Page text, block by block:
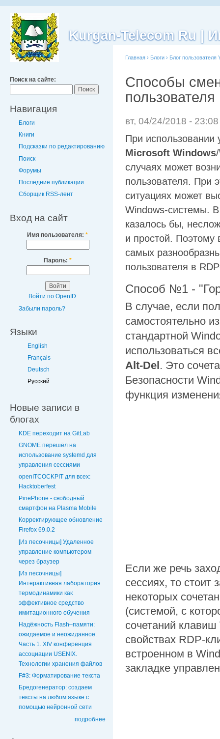
Kurgan-Telecom Ru |
Поиск на сайте:
Навигация
Блоги
Книги
Подсказки по редактированию
Поиск
Форумы
Последние публикации
Сборщик RSS-лент
Вход на сайт
Имя пользователя:*
Пароль: *
Войти по OpenID
Забыли пароль?
Языки
English
Français
Deutsch
Русский
Новые записи в
блогах
KDE переходит на GitLab
GNOME перешёл на
использование systemd для
управления сессиями
openITCOCKPIT для всех:
Hacktoberfest
PinePhone - свободный
смартфон на Plasma Mobile
Корректирующее обновление
Firefox 69.0.2
[Из песочницы] Удаленное
управление компьютером
через браузер
[Из песочницы]
Интерактивная лаборатория
термодинамики как
эффективное средство
имитационного обучения
Надёжность Flash–памяти:
ожидаемое и неожиданное.
Часть 1. XIV конференция
ассоциации USENIX.
Технологии хранения файлов
F#3: Форматирование текста
Бредогенератор: создаем
тексты на любом языке с
помощью нейронной сети
подробнее
Главная › Блоги › Блог пользователя
Способы
вт, 04/24/2018 -
При использовании
Microsoft Windows/
случаях может
пользователя. При
ситуациях может
Windows-системы.
казалось бы,
и простой.
самых
пользователя в
Способ №1 -
В случае, если
самостоятельно
стандартной
использоваться
Alt-Del. Это
Безопасности
функция
Если же речь
сессиях, то стоит
некоторых
(системой, с
сочетаний
свойствах RDP-
встроенном в
закладке